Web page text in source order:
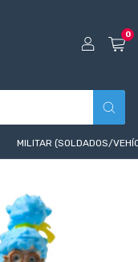
0
MILITAR (SOLDADOS/